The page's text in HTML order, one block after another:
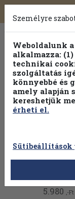
Toggle
Vissza az
5.980 ,-Ft
Személyre
Weboldalunk
alkalmazza:
technikai
szolgáltatás
könnyebbé és
amely alapján
kereshetjük
érheti el.
Sütibeállítások